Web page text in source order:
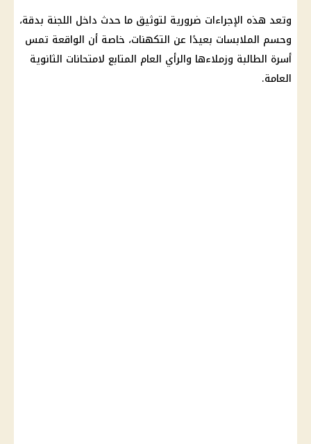
وتعد هذه الإجراءات ضرورية لتوثيق ما حدث داخل اللجنة بدقة،
وحسم الملابسات بعيدًا عن التكهنات، خاصة أن الواقعة تمس
أسرة الطالبة وزملاءها والرأي العام المتابع لامتحانات الثانوية
العامة.